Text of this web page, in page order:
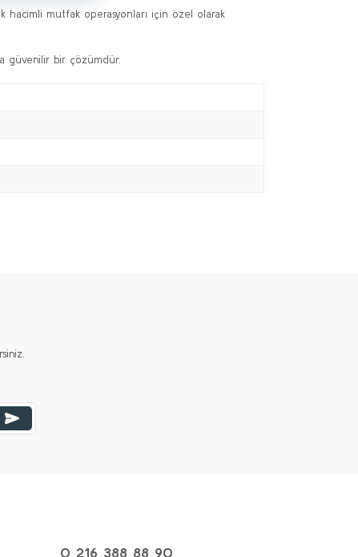
hacimli mutfak operasyonları için özel olarak
güvenilir bir çözümdür.
0 216 388 88 90